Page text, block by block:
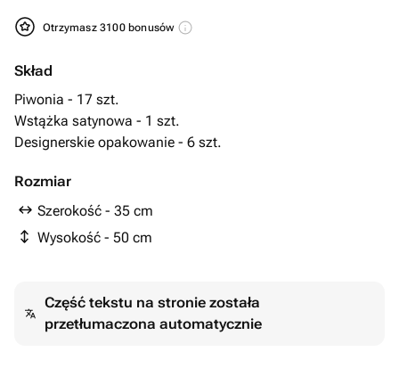
Otrzymasz 3100 bonusów
Skład
Piwonia - 17 szt.
Wstążka satynowa - 1 szt.
Designerskie opakowanie - 6 szt.
Rozmiar
Szerokość - 35 cm
Wysokość - 50 cm
Część tekstu na stronie została
przetłumaczona automatycznie